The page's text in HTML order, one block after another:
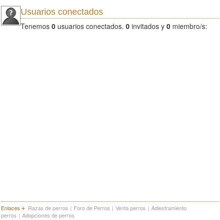
Usuarios conectados
Tenemos 0 usuarios conectados. 0 invitados y 0 miembro/s:
Enlaces Razas de perros | Foro de Perros | Venta perros | Adiestramiento
perros | Adopciones de perros